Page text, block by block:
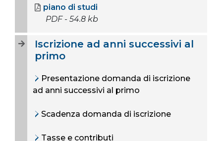
piano di studi
PDF - 54.8 kb
Iscrizione ad anni successivi al
primo
Presentazione domanda di iscrizione
ad anni successivi al primo
Scadenza domanda di iscrizione
Tasse e contributi